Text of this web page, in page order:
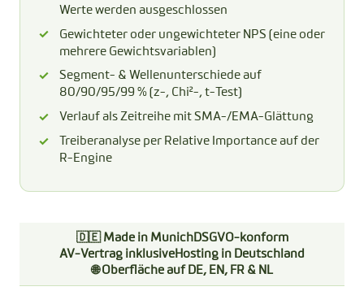
Werte werden ausgeschlossen
Gewichteter oder ungewichteter NPS (eine oder
mehrere Gewichtsvariablen)
Segment- & Wellenunterschiede auf
80/90/95/99 % (z-, Chi²-, t-Test)
Verlauf als Zeitreihe mit SMA-/EMA-Glättung
Treiberanalyse per Relative Importance auf der
R-Engine
🇩🇪 Made in MunichDSGVO-konform
AV-Vertrag inklusive Hosting in Deutschland
🌐 Oberfläche auf DE, EN, FR & NL